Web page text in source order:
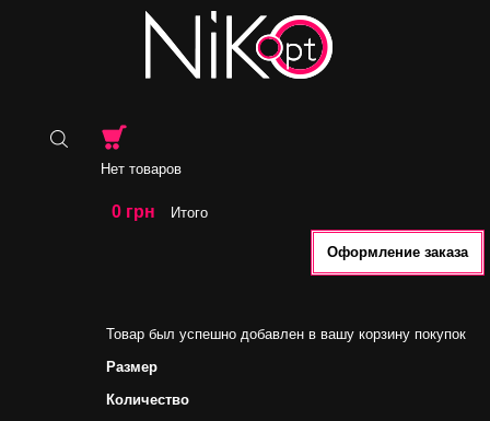
Нет товаров
0 грн Итого
Оформление заказа
Товар был успешно добавлен в вашу корзину покупок
Размер
Количество